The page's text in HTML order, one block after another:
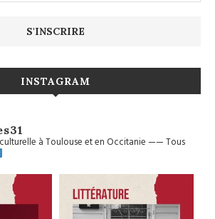
INSTAGRAM
à Toulouse et en Occitanie——Tous